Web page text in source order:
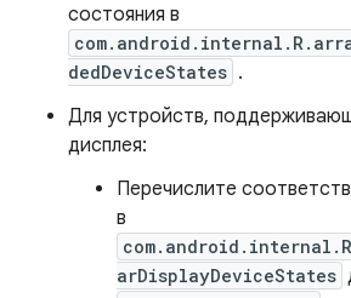
состояния в
dedDeviceStates .
Для устройств,
дисплея:
Перечислите
в
arDisplayDeviceStates